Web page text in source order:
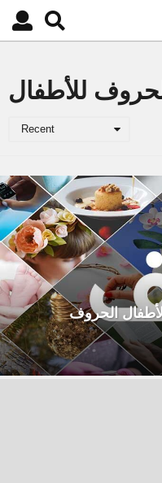
للأطفال
Recent
الحروف